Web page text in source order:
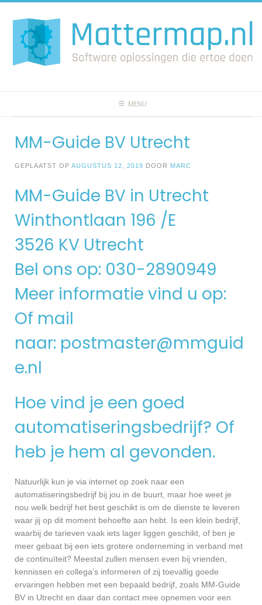
naar
inhoud
MENU
MM-Guide BV Utrecht
GEPLAATST OP AUGUSTUS 12, 2019 DOOR MARC
MM-Guide BV in Utrecht
Winthontlaan 196 /E
3526 KV Utrecht
Bel ons op: 030-2890949
Meer informatie vind u op:
Of mail
naar: postmaster@mmguid
e.nl
Hoe vind je een goed
automatiseringsbedrijf? Of
heb je hem al gevonden.
Natuurlijk kun je via internet op zoek naar een
automatiseringsbedrijf bij jou in de buurt, maar hoe weet je
nou welk bedrijf het best geschikt is om de dienste te leveren
waar jij op dit moment behoefte aan hebt. Is een klein bedrijf,
waarbij de tarieven vaak iets lager liggen geschikt, of ben je
meer gebaat bij een iets grotere onderneming in verband met
de continuïteit? Meestal zullen mensen even bij vrienden,
kennissen en collega’s informeren of zij toevallig goede
ervaringen hebben met een bepaald bedrijf, zoals MM-Guide
BV in Utrecht en daar dan contact mee opnemen voor een